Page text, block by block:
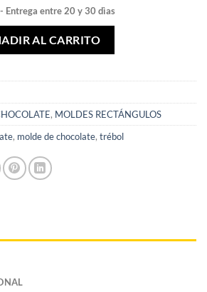
Entrega entre 20 y 30 dìas
CON FORMA DE TRÉBOL cantidad
AL CARRITO
, MOLDES RECTÁNGULOS
, molde de chocolate, trébol